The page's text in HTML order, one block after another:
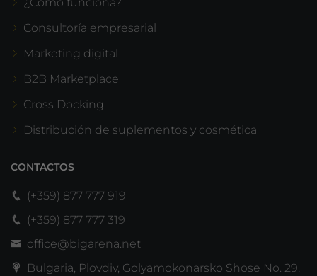
Consultoría empresarial
Marketing digital
B2B Marketplace
Cross Docking
Distribución de suplementos y cosmética
CONTACTOS
(+359) 877 777 919
(+359) 877 777 319
office@bigarena.net
Bulgaria, Plovdiv, Golyamokonarsko Shose No. 29,